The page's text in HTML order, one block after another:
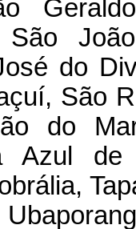
São
do
São
do
Azul de